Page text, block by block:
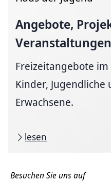
Angebote,
Veranstaltungen
Freizeitangebote
Kinder, Jugendliche
Erwachsene.
lesen
Besuchen Sie uns auf